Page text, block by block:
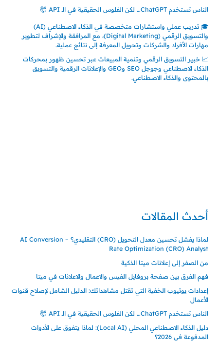
الناس تستخدم ChatGPT… لكن الفلوس الحقيقية في الـ API 🤯
🎓 تدريب عملي واستشارات متخصصة في الذكاء الاصطناعي (AI)
والتسويق الرقمي (Digital Marketing)، مع المرافقة والإشراف لتطوير
مهارات الأفراد والشركات وتحويل المعرفة إلى نتائج عملية.
📈 خبير التسويق الرقمي وتنمية المبيعات عبر تحسين ظهور بمحركات
الذكاء الاصطناعي وجوجل SEO وGEO والإعلانات الرقمية والتسويق
بالمحتوى والذكاء الاصطناعي.
أحدث المقالات
لماذا يفشل تحسين معدل التحويل (CRO) التقليدي؟ – AI Conversion
Rate Optimization (CRO) Analyst
من الصفر إلى إعلانات ميتا الذكية
فهم الفرق بين صفحة بروفايل الفيس والاعمال والاعلانات في ميتا
إعدادات يوتيوب الخفية التي تقتل مشاهداتك: الدليل الشامل لإصلاح قنوات
الأعمال
الناس تستخدم ChatGPT… لكن الفلوس الحقيقية في الـ API 🤯
دليل الذكاء الاصطناعي المحلي (Local AI): لماذا يتفوق على الأدوات
المدفوعة في 2026؟